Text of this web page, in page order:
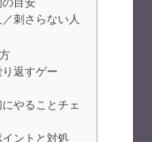
刺さらない人
返すゲー
やることチェ
ントと対処